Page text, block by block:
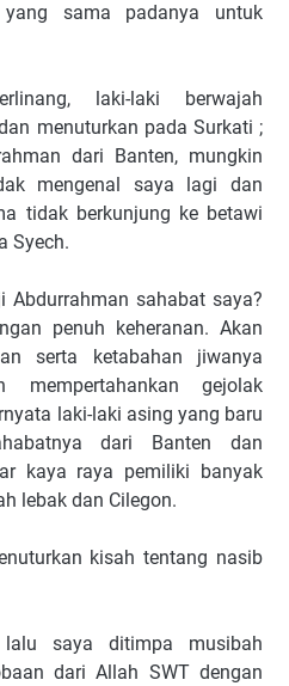
yang sama padanya untuk
laki-laki berwajah
menuturkan pada Surkati ;
dari Banten, mungkin
mengenal saya lagi dan
tidak berkunjung ke betawi
Syech.
Abdurrahman sahabat saya?
penuh keheranan. Akan
serta ketabahan jiwanya
mempertahankan gejolak
laki-laki asing yang baru
dari Banten dan
kaya raya pemiliki banyak
lebak dan Cilegon.
kisah tentang nasib
saya ditimpa musibah
dari Allah SWT dengan